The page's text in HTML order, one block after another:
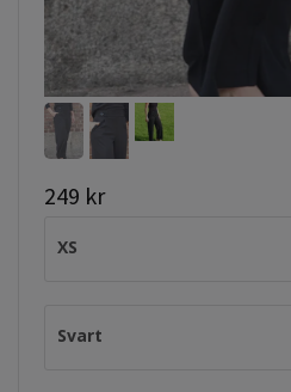
249 kr
XS
Svart